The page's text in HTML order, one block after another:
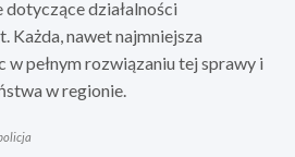
działalności
Każda, nawet najmniejsza
w pełnym rozwiązaniu tej sprawy i
w regionie.